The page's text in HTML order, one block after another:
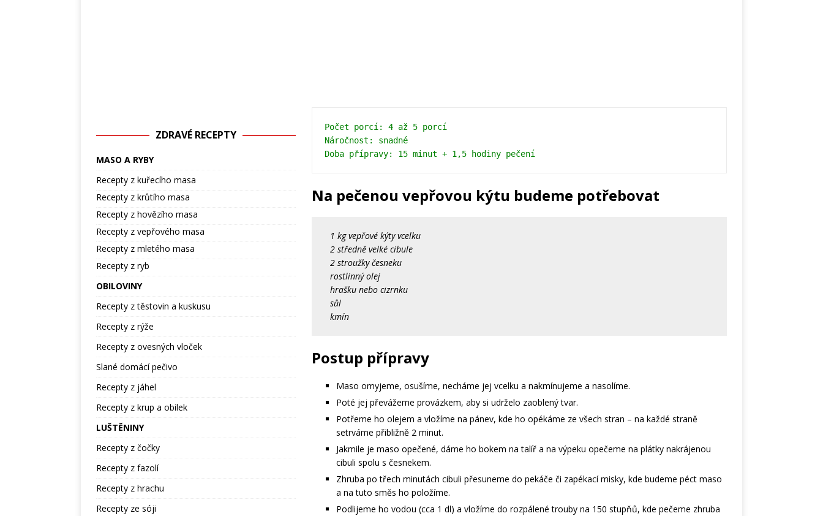
Počet porcí: 4 až 5 porcí
Náročnost: snadné
Doba přípravy: 15 minut + 1,5 hodiny pečení
Na pečenou vepřovou kýtu budeme potřebovat
1 kg vepřové kýty vcelku
2 středně velké cibule
2 stroužky česneku
rostlinný olej
hrašku nebo cizrnku
sůl
kmín
Postup přípravy
Maso omyjeme, osušíme, necháme jej vcelku a nakmínujeme a nasolíme.
Poté jej převážeme provázkem, aby si udrželo zaoblený tvar.
Potřeme ho olejem a vložíme na pánev, kde ho opékáme ze všech stran – na každé straně
setrváme přibližně 2 minut.
Jakmile je maso opečené, dáme ho bokem na talíř a na výpeku opečeme na plátky nakrájenou
cibuli spolu s česnekem.
Zhruba po třech minutách cibuli přesuneme do pekáče či zapékací misky, kde budeme péct maso
a na tuto směs ho položíme.
Podlijeme ho vodou (cca 1 dl) a vložíme do rozpálené trouby na 150 stupňů, kde pečeme zhruba
ZDRAVÉ RECEPTY
MASO A RYBY
Recepty z kuřecího masa
Recepty z krůtího masa
Recepty z hovězího masa
Recepty z vepřového masa
Recepty z mletého masa
Recepty z ryb
OBILOVINY
Recepty z těstovin a kuskusu
Recepty z rýže
Recepty z ovesných vloček
Slané domácí pečivo
Recepty z jáhel
Recepty z krup a obilek
LUŠTĚNINY
Recepty z čočky
Recepty z fazolí
Recepty z hrachu
Recepty ze sóji